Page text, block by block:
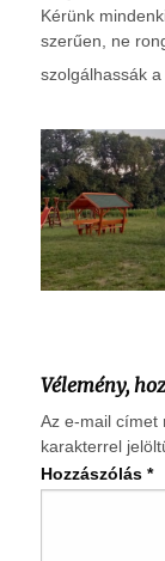
Kérünk
szerűen, ne
szolgálhassák
Vélemény,
Az e-mail címet
karakterrel
Hozzászólás *